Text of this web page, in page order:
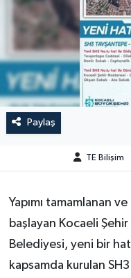
Paylaş
TE Bilişim
Yapımı tamamlanan
başlayan Kocaeli
Belediyesi, yeni bir
kapsamda kurulan